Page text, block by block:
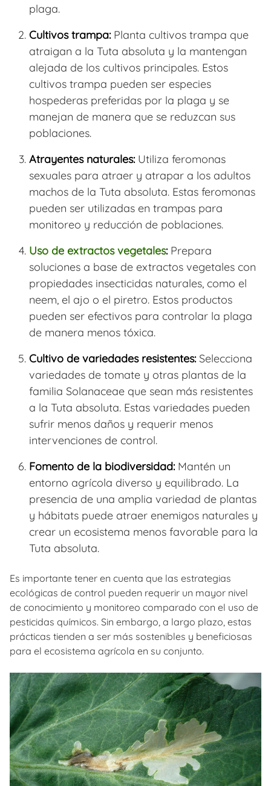
plaga.
Cultivos trampa:Planta cultivos trampa que
atraigan a la Tuta absoluta y la mantengan
alejada de los cultivos principales. Estos
cultivos trampa pueden ser especies
hospederas preferidas por la plaga y se
manejan de manera que se reduzcan sus
poblaciones.
Atrayentes naturales:Utiliza feromonas
sexuales para atraer y atrapar a los adultos
machos de la Tuta absoluta. Estas feromonas
pueden ser utilizadas en trampas para
monitoreo y reducción de poblaciones.
Uso de extractos vegetales:Prepara
soluciones a base de extractos vegetales con
propiedades insecticidas naturales, como el
neem, el ajo o el piretro. Estos productos
pueden ser efectivos para controlar la plaga
de manera menos tóxica.
Cultivo de variedades resistentes:Selecciona
variedades de tomate y otras plantas de la
familia Solanaceae que sean más resistentes
a la Tuta absoluta. Estas variedades pueden
sufrir menos daños y requerir menos
intervenciones de control.
Fomento de la biodiversidad:Mantén un
entorno agrícola diverso y equilibrado. La
presencia de una amplia variedad de plantas
y hábitats puede atraer enemigos naturales y
crear un ecosistema menos favorable para la
Tuta absoluta.
Es importante tener en cuenta que las estrategias
ecológicas de control pueden requerir un mayor nivel
de conocimiento y monitoreo comparado con el uso de
pesticidas químicos. Sin embargo, a largo plazo, estas
prácticas tienden a ser más sostenibles y beneficiosas
para el ecosistema agrícola en su conjunto.